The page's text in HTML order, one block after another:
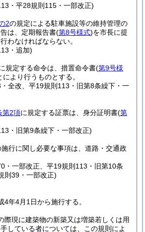
・平28規則115・一部改正)
2の規定による駐車施設等の維持管理の
は、定期報告書(第8号様式)を市長に提
わなければならない。
・追加)
規定する命令は、措置命令書(第9号様
より行うものとする。
全改、平19規則113・旧第8条繰下・一
第2項に規定する証票は、身分証明書(第
・旧第9条繰下・一部改正)
施行に関し必要な事項は、道路・交通政
・一部改正、平19規則113・旧第10条
則39・一部改正)
4年4月1日から施行する。
際現に建築物の新築又は増築若しくは用
している者については、この規則によ